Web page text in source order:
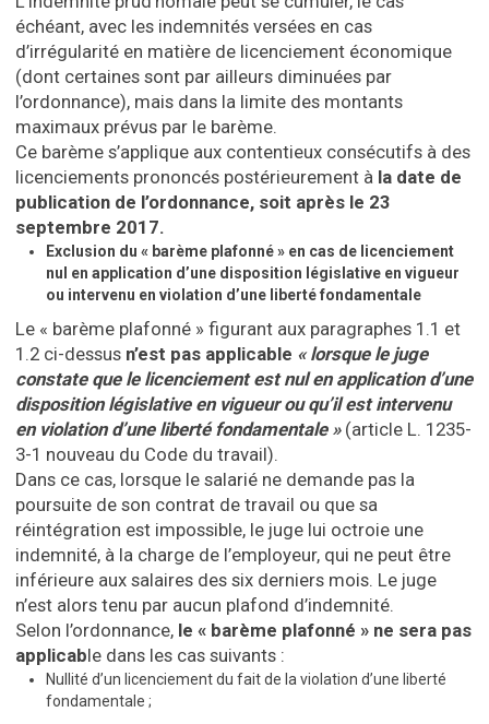
échéant, avec les indemnités versées en cas
d’irrégularité en matière de licenciement économique
(dont certaines sont par ailleurs diminuées par
l’ordonnance), mais dans la limite des montants
maximaux prévus par le barème.
Ce barème s’applique aux contentieux consécutifs à des
licenciements prononcés postérieurement à la date de
publication de l’ordonnance, soit après le 23
septembre 2017.
Exclusion du « barème plafonné » en cas de licenciement
nul en application d’une disposition législative en vigueur
ou intervenu en violation d’une liberté fondamentale
Le « barème plafonné » figurant aux paragraphes 1.1 et
1.2 ci-dessus n’est pas applicable « lorsque le juge
constate que le licenciement est nul en application d’une
disposition législative en vigueur ou qu’il est intervenu
en violation d’une liberté fondamentale »(article L. 1235-
3-1 nouveau du Code du travail).
Dans ce cas, lorsque le salarié ne demande pas la
poursuite de son contrat de travail ou que sa
réintégration est impossible, le juge lui octroie une
indemnité, à la charge de l’employeur, qui ne peut être
inférieure aux salaires des six derniers mois. Le juge
n’est alors tenu par aucun plafond d’indemnité.
Selon l’ordonnance, le « barème plafonné » ne sera pas
applicable dans les cas suivants :
Nullité d’un licenciement du fait de la violation d’une liberté
fondamentale ;